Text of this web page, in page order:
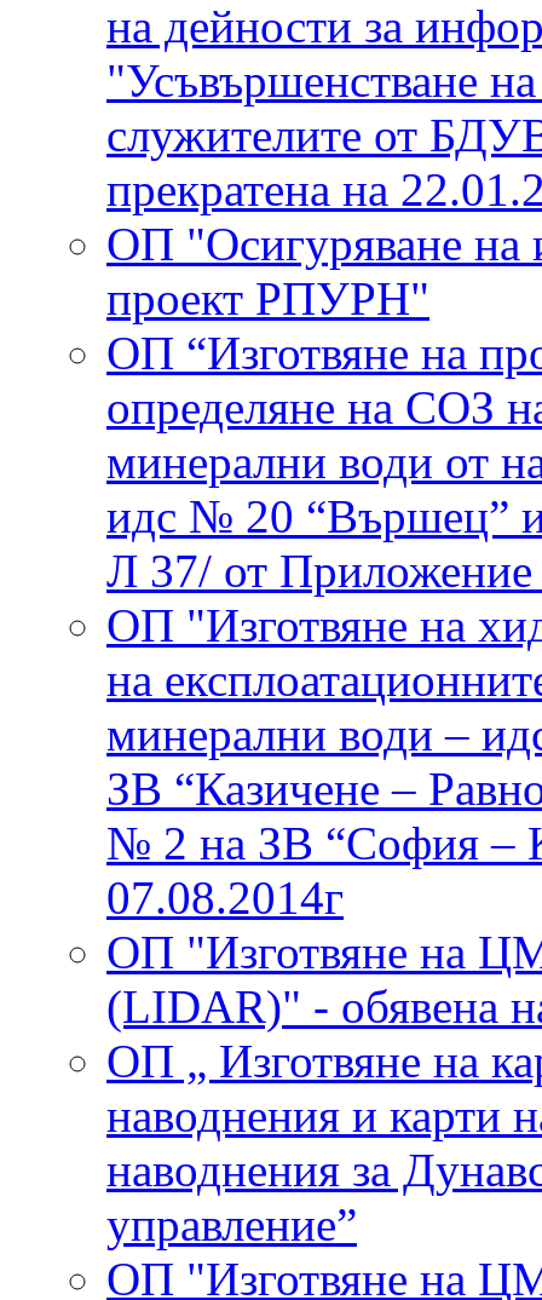
на дейности за
"Усъвършенстване
служителите от
прекратена на
ОП "Осигуряване на
проект РПУРН"
ОП “Изготвяне на
определяне на СОЗ
минерални води от
идс № 20 “Вършец”
Л 37/ от
ОП "Изготвяне на
на
минерални води –
ЗВ “Казичене –
№ 2 на ЗВ “София –
07.08.2014г
ОП "Изготвяне на
(LIDAR)" - обявена
ОП „ Изготвяне на
наводнения и карти
наводнения за
управление”
ОП "Изготвяне на